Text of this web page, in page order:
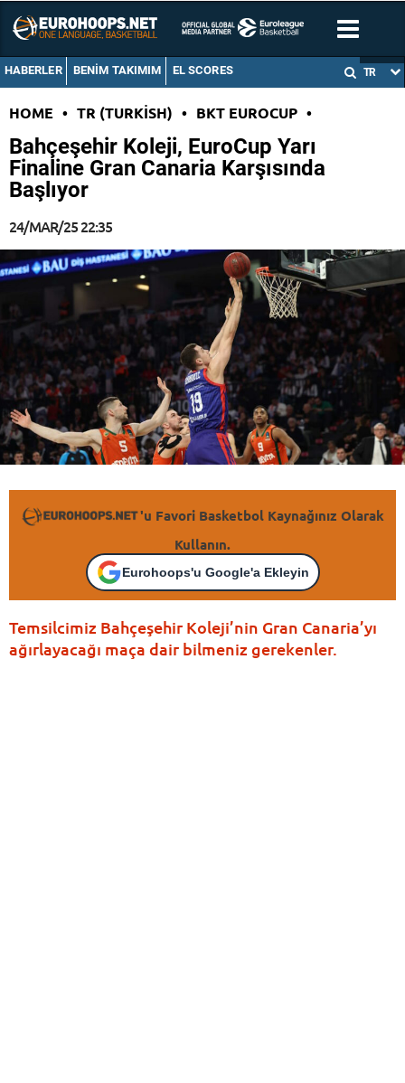
HABERLER BENIM TAKIMIM EL SCORES TR
HOME • TR (TURKISH) • BKT EUROCUP •
Bahçeşehir Koleji, EuroCup Yarı
Finaline Gran Canaria Karşısında
Başlıyor
24/MAR/25 22:35
'u Favori Basketbol Kaynağınız Olarak
Kullanın.
Eurohoops'u Google'a Ekleyin
Temsilcimiz Bahçeşehir Koleji’nin Gran Canaria’yı
ağırlayacağı maça dair bilmeniz gerekenler.